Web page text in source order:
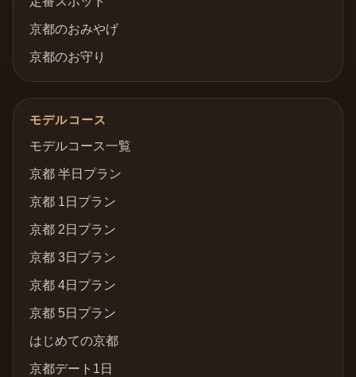
京都のおみやげ
京都のお守り
モデルコース
モデルコース一覧
京都 半日プラン
京都 1日プラン
京都 2日プラン
京都 3日プラン
京都 4日プラン
京都 5日プラン
はじめての京都
京都デート1日